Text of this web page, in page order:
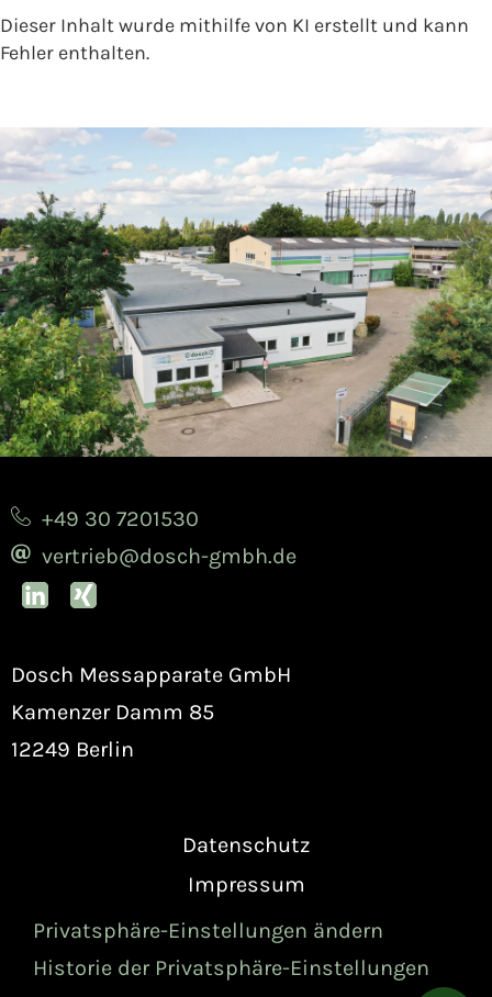
Dieser Inhalt wurde mithilfe von KI erstellt und kann
Fehler enthalten.
+49 30 7201530
vertrieb@dosch-gmbh.de
Dosch Messapparate GmbH
Kamenzer Damm 85
12249 Berlin
Datenschutz
Impressum
Privatsphäre-Einstellungen ändern
Historie der Privatsphäre-Einstellungen